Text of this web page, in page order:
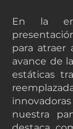
En la
para atraer
avance de
estáticas
nuestra